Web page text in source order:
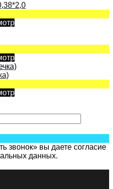
звонок» вы даете согласие
данных.